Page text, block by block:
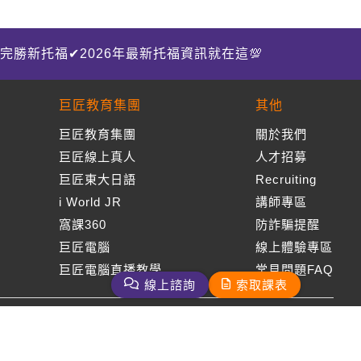
完勝新托福✔2026年最新托福資訊就在這💯
巨匠教育集團
巨匠教育集團
巨匠線上真人
巨匠東大日語
i World JR
窩課360
巨匠電腦
巨匠電腦直播教學
其他
關於我們
人才招募
Recruiting
講師專區
防詐騙提醒
線上體驗專區
常見問題FAQ
線上諮詢 索取課表